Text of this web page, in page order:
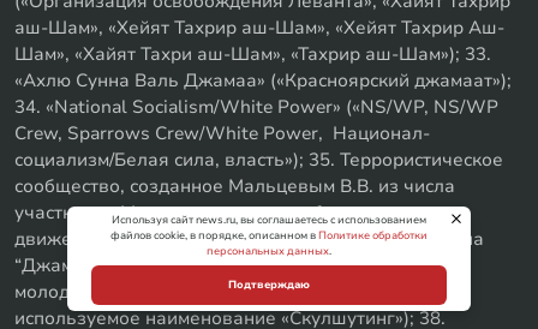
аш-Шам», «Хейят Тахрир аш-Шам», «Хейят Тахрир Аш-
Шам», «Хайят Тахри аш-Шам», «Тахрир аш-Шам»); 33.
«Ахлю Сунна Валь Джамаа» («Красноярский джамаат»);
34. «National Socialism/White Power» («NS/WP, NS/WP
Crew, Sparrows Crew/White Power, Национал-
социализм/Белая сила, власть»); 35. Террористическое
сообщество, созданное Мальцевым В.В. из числа
участников Межрегионального общественного
движения «Артподготовка»; 36. Религиозная группа
“Джамаат “Красный пахарь”; 37. Международное
молодежное движение «Колумбайн» (другое
используемое наименование «Скулшутинг»); 38.
Используя сайт news.ru, вы соглашаетесь с использованием
файлов cookie, в порядке, описанном вПолитике обработки
персональных данных.
Подтверждаю